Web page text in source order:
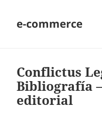
e-commerce
Conflictus
Bibliografía
editorial